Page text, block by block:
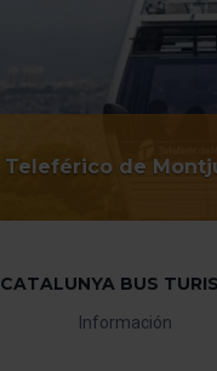
Teleférico de
CATALUNYA BUS
Información